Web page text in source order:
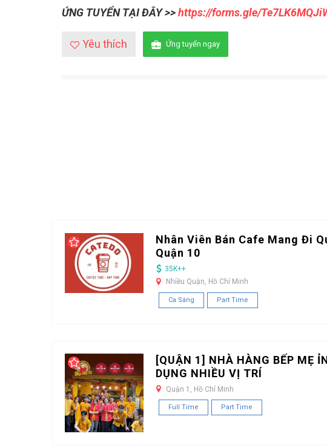
ỨNG TUYỂN TẠI ĐÂY >>https://forms.gle/
Yêu thích Ứng tuyển ngay
Nhân Viên Bán Cafe Mang Đi
Quận 10
35K++
Nhiều Quận, Hồ Chí Minh
Ca Sáng Part Time
[QUẬN 1] NHÀ HÀNG BẾP MẸ
DỤNG NHIỀU VỊ TRÍ
Quận 1, Hồ Chí Minh
Full Time Part Time